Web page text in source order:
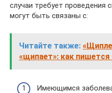
случаи требует проведения
могут быть связаны с:
Читайте также:
«щипает»: как пишется
Имеющимся